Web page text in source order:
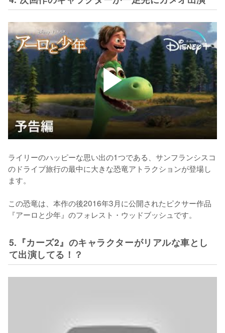
ライリーのハッピーな思い出の1つである、サンフランシスコ
のドライブ旅行の最中に大きな恐竜アトラクションが登場し
ます。
この恐竜は、本作の後2016年3月に公開されたピクサー作品
『アーロと少年』のフォレスト・ウッドブッシュです。
5.『カーズ2』のキャラクターがリアルな車とし
て出演してる！？